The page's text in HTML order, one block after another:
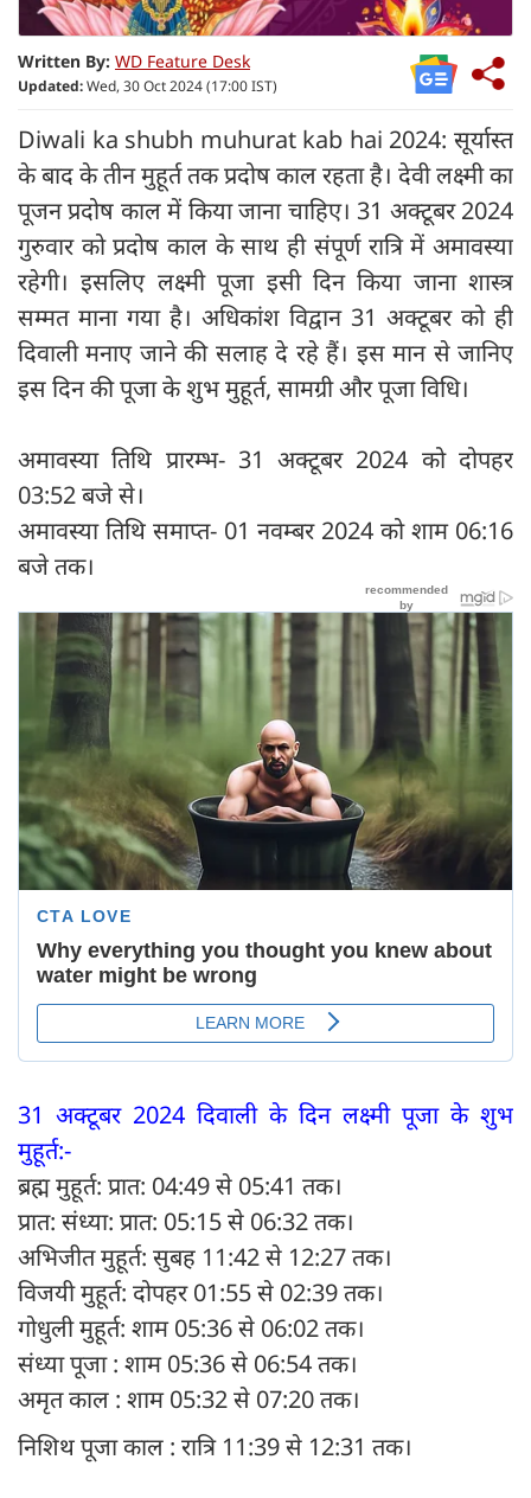
Written By: WD Feature Desk
Updated:Wed, 30 Oct 2024 (17:00 IST)
Diwali ka shubh muhurat kab hai 2024: सूर्यास्त
के बाद के तीन मुहूर्त तक प्रदोष काल रहता है। देवी लक्ष्मी का
पूजन प्रदोष काल में किया जाना चाहिए। 31 अक्टूबर 2024
गुरुवार को प्रदोष काल के साथ ही संपूर्ण रात्रि में अमावस्या
रहेगी। इसलिए लक्ष्मी पूजा इसी दिन किया जाना शास्त्र
सम्मत माना गया है। अधिकांश विद्वान 31 अक्टूबर को ही
दिवाली मनाए जाने की सलाह दे रहे हैं। इस मान से जानिए
इस दिन की पूजा के शुभ मुहूर्त, सामग्री और पूजा विधि।
अमावस्या तिथि प्रारम्भ- 31 अक्टूबर 2024 को दोपहर
03:52 बजे से।
अमावस्या तिथि समाप्त- 01 नवम्बर 2024 को शाम 06:16
बजे तक।
31 अक्टूबर 2024 दिवाली के दिन लक्ष्मी पूजा के शुभ
मुहूर्त:-
ब्रह्म मुहूर्त: प्रात: 04:49 से 05:41 तक।
प्रात: संध्या: प्रात: 05:15 से 06:32 तक।
अभिजीत मुहूर्त: सुबह 11:42 से 12:27 तक।
विजयी मुहूर्त: दोपहर 01:55 से 02:39 तक।
गोधुली मुहूर्त: शाम 05:36 से 06:02 तक।
संध्या पूजा : शाम 05:36 से 06:54 तक।
अमृत काल : शाम 05:32 से 07:20 तक।
निशिथ पूजा काल : रात्रि 11:39 से 12:31 तक।